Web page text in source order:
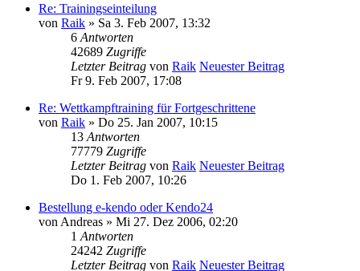
Re: Trainingseinteilung
von Raik » Sa 3. Feb 2007, 13:32
6 Antworten
42689 Zugriffe
Letzter Beitrag von Raik Neuester Beitrag
Fr 9. Feb 2007, 17:08
Re: Wettkampftraining für Fortgeschrittene
von Raik » Do 25. Jan 2007, 10:15
13 Antworten
77779 Zugriffe
Letzter Beitrag von Raik Neuester Beitrag
Do 1. Feb 2007, 10:26
Bestellung e-kendo oder Kendo24
von Andreas » Mi 27. Dez 2006, 02:20
1 Antworten
24242 Zugriffe
Letzter Beitrag von Raik Neuester Beitrag